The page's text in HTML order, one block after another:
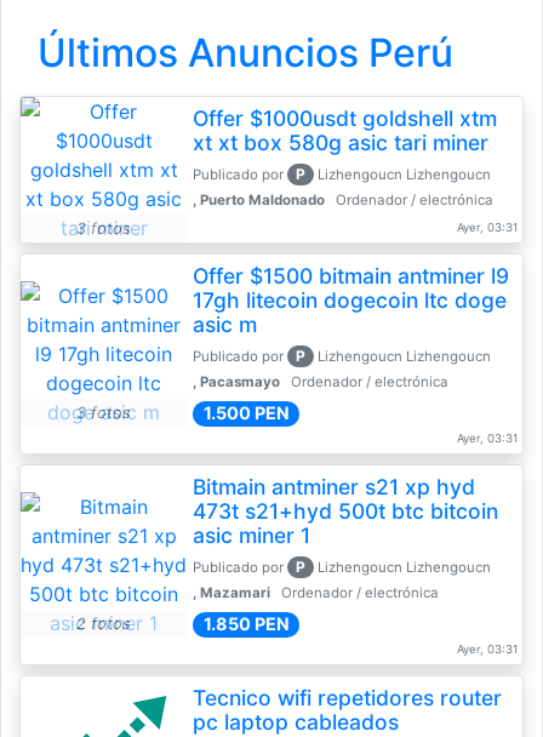
Últimos Anuncios Perú
3 fotos
Offer $1000usdt goldshell xtm
xt xt box 580g asic tari miner
Publicado por P
Lizhengoucn Lizhengoucn
, Puerto Maldonado
Ordenador / electrónica
Ayer, 03:31
3 fotos
Offer $1500 bitmain antminer l9
17gh litecoin dogecoin ltc doge
asic m
Publicado por P
Lizhengoucn Lizhengoucn
, Pacasmayo
Ordenador / electrónica
1.500 PEN
Ayer, 03:31
2 fotos
Bitmain antminer s21 xp hyd
473t s21+hyd 500t btc bitcoin
asic miner 1
Publicado por P
Lizhengoucn Lizhengoucn
, Mazamari
Ordenador / electrónica
1.850 PEN
Ayer, 03:31
Tecnico wifi repetidores router
pc laptop cableados